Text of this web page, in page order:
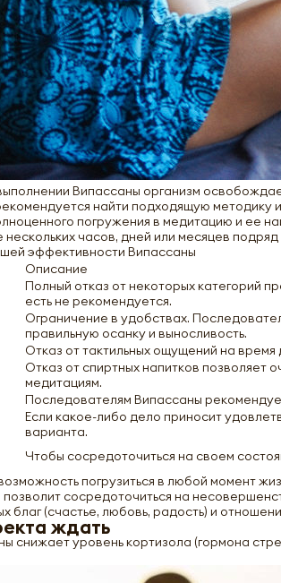
Випассаны организм
найти подходящую методику
погружения в медитацию и ее
часов, дней или месяцев
эффективности Випассаны
Описание
Полный отказ от некоторых категорий
есть не рекомендуется.
Ограничение в удобствах.
правильную осанку и выносливость.
Отказ от тактильных ощущений на
Отказ от спиртных напитков позволяет
медитациям.
Последователям Випассаны
Если какое-либо дело приносит
варианта.
Чтобы сосредоточиться на своем
погрузиться в любой момент
сосредоточиться на
благ (счастье, любовь, радость) и
ждать
снижает уровень кортизола (гормона